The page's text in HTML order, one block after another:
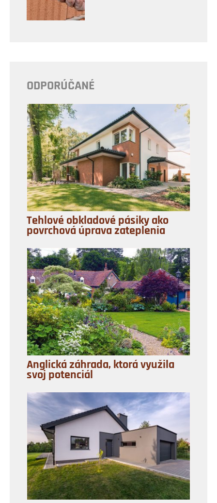
ODPORÚČANÉ
Tehlové obkladové pásiky ako
povrchová úprava zateplenia
Anglická záhrada, ktorá využila
svoj potenciál